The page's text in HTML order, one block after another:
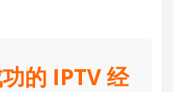
的 IPTV 经